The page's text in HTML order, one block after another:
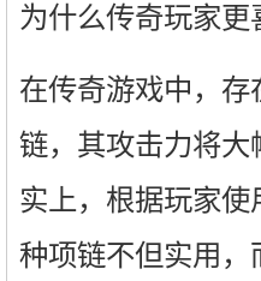
为什么传奇玩家更
在传奇游戏中，
链，其攻击力将
实上，根据玩家
种项链不但实用